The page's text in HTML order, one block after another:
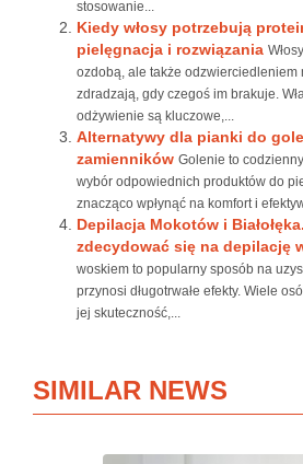
stosowanie...
Kiedy włosy potrzebują
pielęgnacja i rozwiązania
ozdobą, ale także odzwierciedleniem
zdradzają, gdy czegoś im brakuje.
odżywienie są kluczowe,...
Alternatywy dla pianki do
zamienników Golenie to
wybór odpowiednich produktów do
znacząco wpłynąć na komfort i
Depilacja Mokotów i
zdecydować się na depilację
woskiem to popularny sposób na
przynosi długotrwałe efekty. Wiele
jej skuteczność,...
SIMILAR NEWS